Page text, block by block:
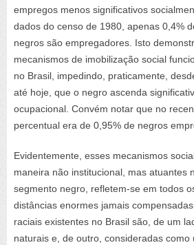
empregos menos significativos
dados do censo de 1980, apenas 0,4%
negros são empregadores. Isto
mecanismos de imobilização social
no Brasil, impedindo, praticamente,
até hoje, que o negro ascenda
ocupacional. Convém notar que no
percentual era de 0,95% de negros
Evidentemente, esses mecanismos
maneira não institucional, mas atuantes
segmento negro, refletem-se em todos
distâncias enormes jamais
raciais existentes no Brasil são, de um
naturais e, de outro, consideradas como